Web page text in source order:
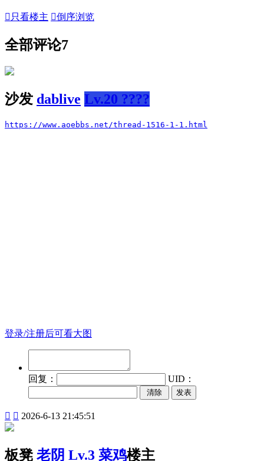
 只看楼主 倒序浏览
全部评论7
沙发 dablive Lv.20 ????
https://www.aoebbs.net/thread-1516-1-1.html
登录/注册后可看大图
回复： UID：
发表
  2026-6-13 21:45:51
板凳 老阴 Lv.3 菜鸡楼主